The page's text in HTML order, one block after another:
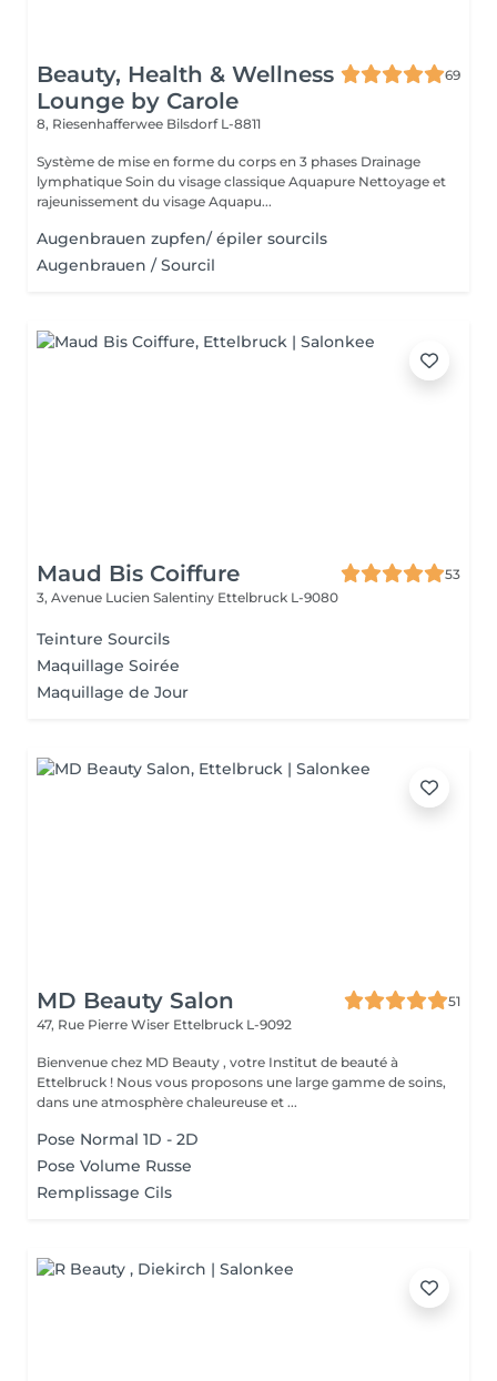
Beauty, Health & Wellness
Lounge by Carole
69
8, Riesenhafferwee Bilsdorf L-8811
Système de mise en forme du corps en 3 phases Drainage
lymphatique Soin du visage classique Aquapure Nettoyage et
rajeunissement du visage Aquapu...
Augenbrauen zupfen/ épiler sourcils
Augenbrauen / Sourcil
Maud Bis Coiffure
53
3, Avenue Lucien Salentiny Ettelbruck L-9080
Teinture Sourcils
Maquillage Soirée
Maquillage de Jour
MD Beauty Salon
51
47, Rue Pierre Wiser Ettelbruck L-9092
Bienvenue chez MD Beauty , votre Institut de beauté à
Ettelbruck ! Nous vous proposons une large gamme de soins,
dans une atmosphère chaleureuse et ...
Pose Normal 1D - 2D
Pose Volume Russe
Remplissage Cils